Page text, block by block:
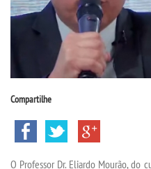
CURSOS
BACHARELADOS
LICENCIATURAS
TECNOLÃ³GICOS
Compartilhe
O Professor Dr. Eliardo Mourão, do